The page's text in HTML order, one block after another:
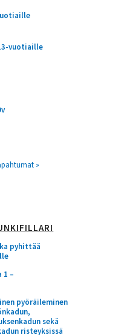
vuotiaille
»
pyhittää
1 –
pyöräileminen
sekä
risteyksissä